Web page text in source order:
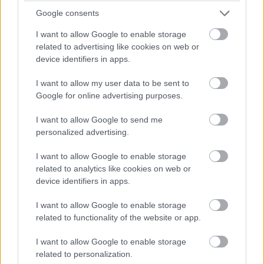
Google consents
I want to allow Google to enable storage
related to advertising like cookies on web or
device identifiers in apps.
I want to allow my user data to be sent to
Google for online advertising purposes.
I want to allow Google to send me
personalized advertising.
I want to allow Google to enable storage
related to analytics like cookies on web or
device identifiers in apps.
I want to allow Google to enable storage
related to functionality of the website or app.
I want to allow Google to enable storage
related to personalization.
tegyenek fel, például "Melyik gomb a ugrás?" - és az AI-
asszisztens azonnal válaszolna. Az asszisztens
verbálisan, vizuálisan vagy akár haptikus
visszacsatolással is reagálhatna, például egy rövid
hangjelzéssel vagy képernyőn megjelenő szöveggel. A
funkció különösen hasznos lehetne akadálymentesítési
célokra, vagy azoknak a játékosoknak, akik
Ezzel párhuzamosan a Sony egy másik szabadalmat is
benyújtott, amely egy "virtuális asszisztens a
népszerű PlayStation-karakterek stílusában
kommunikálna, és segítene a játékosoknak egy-egy
feladat megoldásában. A szabadalmi bejegyzés egy
példát is említ, amelyben egy játékos a Horizon Zero